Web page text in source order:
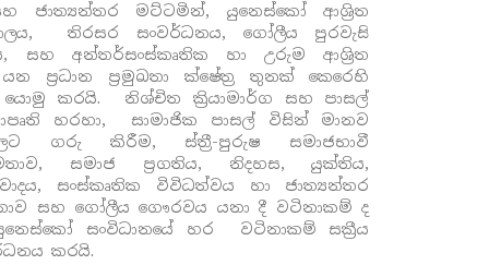
ජාත්‍යන්තර මට්ටමින්, යුනෙස්කෝආශ්‍රිත
තිරසර සංවර්ධනය, ගෝලීය පුරවැසි
සහ අන්තර්සංස්කෘතික හා උරුම ආශ්‍රිත
ප්‍රධාන ප්‍රමුඛතා ක්ෂේත්‍ර තුනක් කෙරෙහි
යොමු කරයි. නිශ්චිත ක්‍රියාමාර්ග සහ පාසල්
හරහා, සාමාජික පාසල් විසින් මානව
ගරු කිරීම,ස්ත්‍රී-පුරුෂ සමාජභාවී
,සමාජ ප්‍රගතිය, නිදහස,යුක්තිය,
,සංස්කෘතික විවිධත්වය හා ජාත්‍යන්තර
සහ ගෝලීය ගෞරවය යනා දී වටිනාකම් ද
සංවිධානයේ හර වටිනාකම් සක්‍රීය
කරයි.